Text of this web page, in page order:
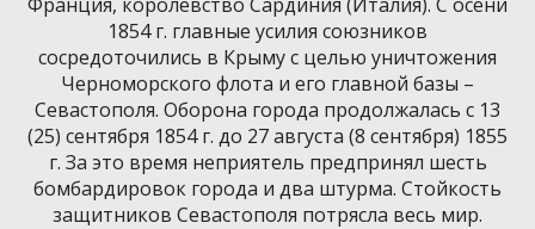
1854 г. главные усилия союзников
сосредоточились в Крыму с целью уничтожения
Черноморского флота и его главной базы –
Севастополя. Оборона города продолжалась с 13
(25) сентября 1854 г. до 27 августа (8 сентября) 1855
г. За это время неприятель предпринял шесть
бомбардировок города и два штурма. Стойкость
защитников Севастополя потрясла весь мир.